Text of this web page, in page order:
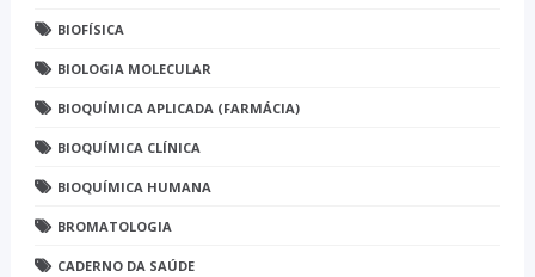
BIOFÍSICA
BIOLOGIA MOLECULAR
BIOQUÍMICA APLICADA (FARMÁCIA)
BIOQUÍMICA CLÍNICA
BIOQUÍMICA HUMANA
BROMATOLOGIA
CADERNO DA SAÚDE